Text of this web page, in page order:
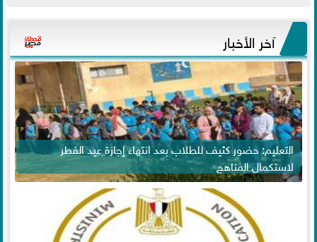
آخر الأخبار
التعليم: حضور كثيف للطلاب بعد انتهاء إجازة عيد الفطر
لاستكمال المناهج